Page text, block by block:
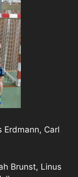
Erdmann, Carl
Brunst, Linus